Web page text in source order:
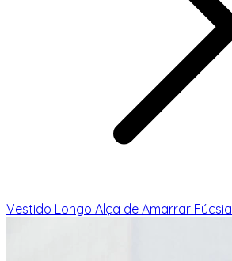
Vestido Longo Alça de Amarrar Fúcsia